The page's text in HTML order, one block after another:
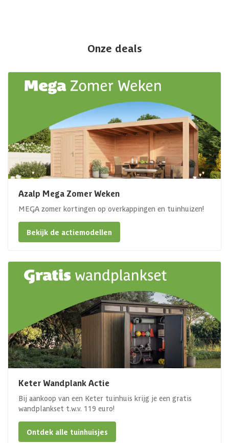
Onze deals
Azalp Mega Zomer Weken
MEGA zomer kortingen op overkappingen en tuinhuizen!
Bekijk de actiemodellen
Keter Wandplank Actie
Bij aankoop van een Keter tuinhuis krijg je een gratis
wandplankset t.w.v. 119 euro!
Ontdek alle tuinhuisjes